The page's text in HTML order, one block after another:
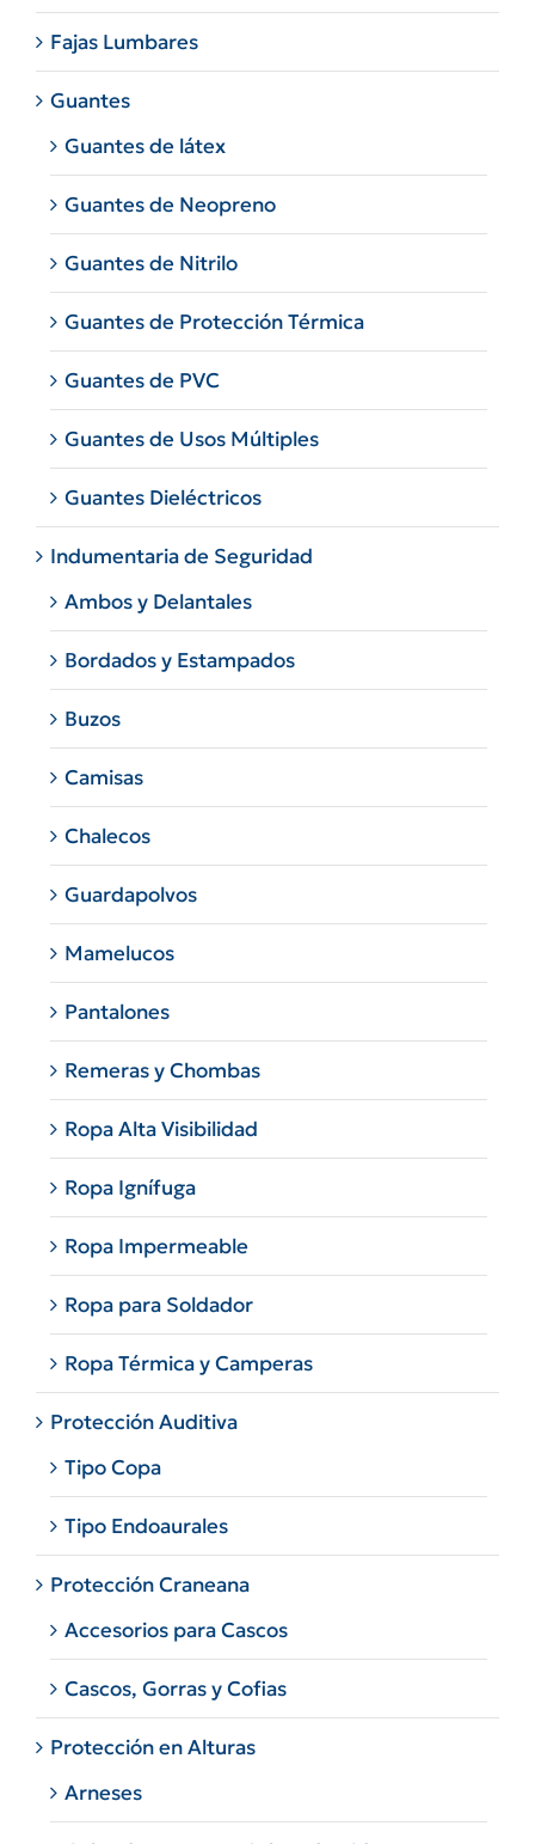
Fajas Lumbares
Guantes
Guantes de látex
Guantes de Neopreno
Guantes de Nitrilo
Guantes de Protección Térmica
Guantes de PVC
Guantes de Usos Múltiples
Guantes Dieléctricos
Indumentaria de Seguridad
Ambos y Delantales
Bordados y Estampados
Buzos
Camisas
Chalecos
Guardapolvos
Mamelucos
Pantalones
Remeras y Chombas
Ropa Alta Visibilidad
Ropa Ignífuga
Ropa Impermeable
Ropa para Soldador
Ropa Térmica y Camperas
Protección Auditiva
Tipo Copa
Tipo Endoaurales
Protección Craneana
Accesorios para Cascos
Cascos, Gorras y Cofias
Protección en Alturas
Arneses